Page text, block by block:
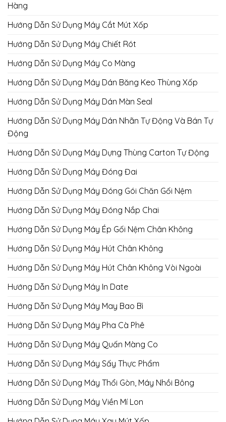
Hàng
Hướng Dẫn Sử Dụng Máy Cắt Mút Xốp
Hướng Dẫn Sử Dụng Máy Chiết Rót
Hướng Dẫn Sử Dụng Máy Co Màng
Hướng Dẫn Sử Dụng Máy Dán Băng Keo Thùng Xốp
Hướng Dẫn Sử Dụng Máy Dán Màn Seal
Hướng Dẫn Sử Dụng Máy Dán Nhãn Tự Động Và Bán Tự
Động
Hướng Dẫn Sử Dụng Máy Dựng Thùng Carton Tự Động
Hướng Dẫn Sử Dụng Máy Đóng Đai
Hướng Dẫn Sử Dụng Máy Đóng Gói Chăn Gối Nệm
Hướng Dẫn Sử Dụng Máy Đóng Nắp Chai
Hướng Dẫn Sử Dụng Máy Ép Gối Nệm Chân Không
Hướng Dẫn Sử Dụng Máy Hút Chân Không
Hướng Dẫn Sử Dụng Máy Hút Chân Không Vòi Ngoài
Hướng Dẫn Sử Dụng Máy In Date
Hướng Dẫn Sử Dụng Máy May Bao Bì
Hướng Dẫn Sử Dụng Máy Pha Cà Phê
Hướng Dẫn Sử Dụng Máy Quấn Màng Co
Hướng Dẫn Sử Dụng Máy Sấy Thực Phẩm
Hướng Dẫn Sử Dụng Máy Thổi Gòn, Máy Nhồi Bông
Hướng Dẫn Sử Dụng Máy Viền Mí Lon